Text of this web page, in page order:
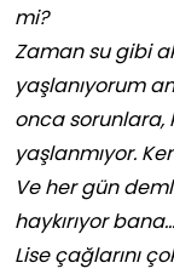
mi?
Zaman su gibi
yaşlanıyorum
onca sorunlara,
yaşlanmıyor.
Ve her gün
haykırıyor
Lise çağlarını